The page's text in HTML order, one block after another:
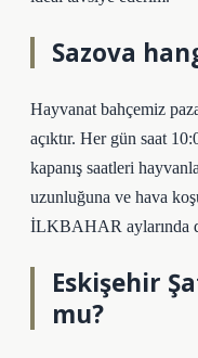
Sazova
Hayvanat bahçemiz
açıktır. Her gün saat
kapanış saatleri
uzunluğuna ve hava
İLKBAHAR aylarında
Eskişehir
mu?